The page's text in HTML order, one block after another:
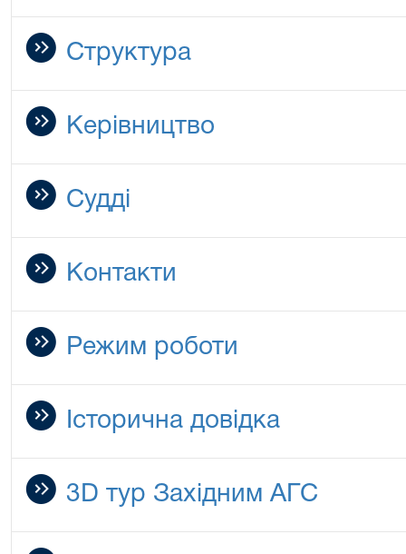
Структура
Керівництво
Судді
Контакти
Режим роботи
Історична довідка
3D тур Західним АГС